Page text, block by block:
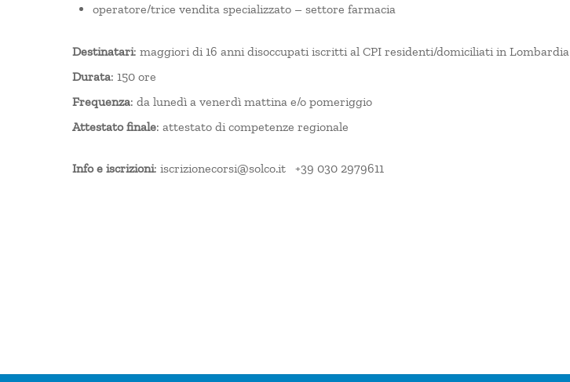
operatore/trice vendita specializzato – settore farmacia
Destinatari: maggiori di 16 anni disoccupati iscritti al CPI residenti/domiciliati in Lombardia
Durata: 150 ore
Frequenza: da lunedì a venerdì mattina e/o pomeriggio
Attestato finale: attestato di competenze regionale
Info e iscrizioni: iscrizionecorsi@solco.it +39 030 2979611